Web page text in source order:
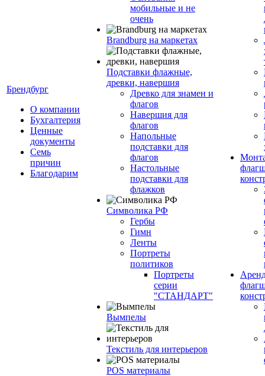
Брендбург
О компании
Бухгалтерия
Ценные
документы
Семь
причин
Благодарим
мобильные и не
очень
Brandburg на маркетах
Подставки флажные,
древки, навершия
Древко для знамен и
флагов
Навершия для
флагов
Напольные
подставки для
флагов
Настольные
подставки для
флажков
Символика РФ
Гербы
Гимн
Ленты
Портреты
политиков
Портреты
серии
"СТАНДАРТ"
Вымпелы
Текстиль для интерьеров
POS материалы